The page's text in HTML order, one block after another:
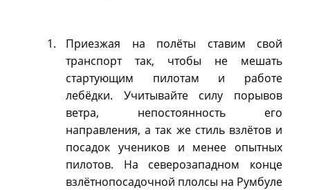
Приезжая на полёты ставим свой
транспорт так, чтобы не мешать
стартующим пилотам и работе
лебёдки. Учитывайте силу порывов
ветра, непостоянность его
направления, а так же стиль взлётов и
посадок учеников и менее опытных
пилотов. На северозападном конце
взлётнопосадочной плолсы на Румбуле